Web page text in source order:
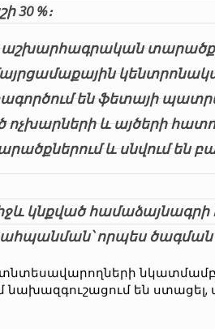
%։
են ֆետայի
և այծերի
և սնվում են
կնքված համաձայնագրի
որպես ծագման
տնտեսավարողների նկատմամբ
են